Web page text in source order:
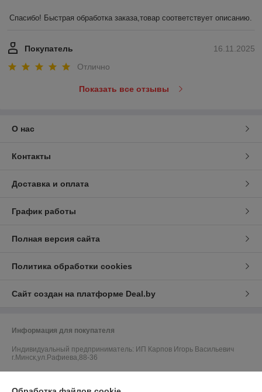
Спасибо! Быстрая обработка заказа,товар соответствует описанию.
16.11.2025
Покупатель
Отлично
Показать все отзывы
О нас
Контакты
Доставка и оплата
График работы
Полная версия сайта
Политика обработки cookies
Сайт создан на платформе Deal.by
Информация для покупателя
Индивидуальный предприниматель: ИП Карпов Игорь Васильевич
г.Минск,ул.Рафиева,88-36